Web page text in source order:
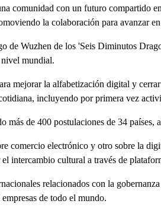
comunidad con un futuro compartido
la colaboración para avanzar
de Wuzhen de los 'Seis Diminutos
nivel mundial.
mejorar la alfabetización digital y
incluyendo por primera vez
de 400 postulaciones de 34
comercio electrónico y otro sobre la
intercambio cultural a través de
relacionados con la
de todo el mundo.